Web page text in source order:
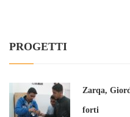
PROGETTI
Zarqa,
forti